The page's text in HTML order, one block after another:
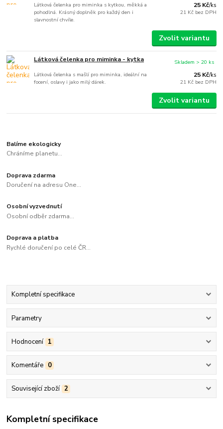
Látková čelenka pro miminka s kytkou, měkká a
pohodlná. Krásný doplněk pro každý den i
slavnostní chvíle.
25 Kč/ks
21 Kč bez DPH
Zvolit variantu
Látková čelenka pro miminka - kytka
Látková čelenka s mašlí pro miminka, ideální na
focení, oslavy i jako milý dárek.
25 Kč/ks
21 Kč bez DPH
Skladem > 20 ks
Zvolit variantu
Balíme ekologicky
Chráníme planetu...
Doprava zdarma
Doručení na adresu One...
Osobní vyzvednutí
Osobní odběr zdarma...
Doprava a platba
Rychlé doručení po celé ČR...
Kompletní specifikace
Parametry
Hodnocení 1
Komentáře 0
Související zboží 2
Kompletní specifikace